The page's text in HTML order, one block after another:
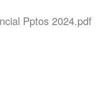
Pptos 2024.pdf